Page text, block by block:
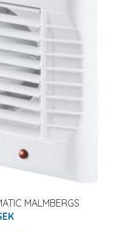
MALMBERGS